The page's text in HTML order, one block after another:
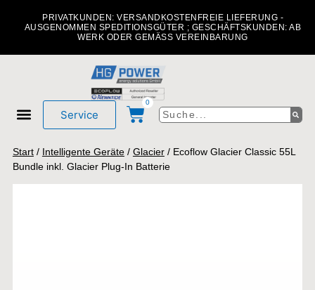
PRIVATKUNDEN: VERSANDKOSTENFREIE LIEFERUNG -
AUSGENOMMEN SPEDITIONSGÜTER ; GESCHÄFTSKUNDEN: AB
WERK ODER GEMÄSS VEREINBARUNG
Service
0
Start/ Intelligente Geräte/ Glacier/ Ecoflow Glacier Classic 55L
Bundle inkl. Glacier Plug-In Batterie